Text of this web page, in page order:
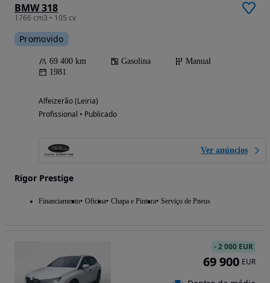
BMW 318
1766 cm3 • 105 cv
Promovido
69 400 km Gasolina
Manual
1981
Alfeizerão (Leiria)
Profissional • Publicado
Ver anúncios
Rigor Prestige
Financiamento Oficina Chapa e Pintura Serviço de Pneus
-2 000 EUR
69 900 EUR